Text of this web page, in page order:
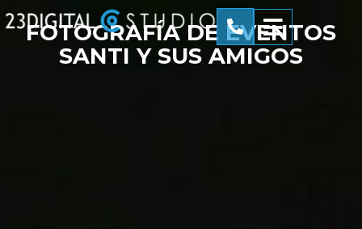
FOTOGRAFÍA DE EVENTOS
SANTI Y SUS AMIGOS